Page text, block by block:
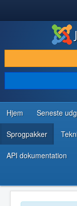
DOWNLOAD & UDVID
OPDAG & LÆR
FÆLLESSKABET &
Hjem Seneste
Sprogpakker
API dokumentation